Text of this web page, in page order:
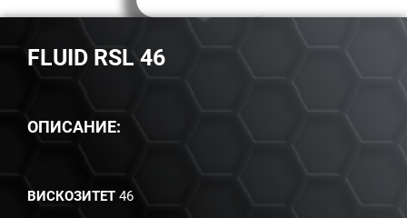
FLUID RSL 46
ОПИСАНИЕ:
ВИСКОЗИТЕТ 46